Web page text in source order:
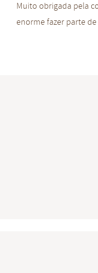
Muito obrigada pela
enorme fazer parte